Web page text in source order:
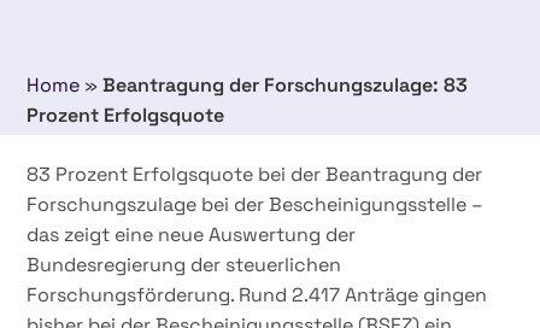
Home »Beantragung der Forschungszulage: 83
Prozent Erfolgsquote
83 Prozent Erfolgsquote bei der Beantragung der
Forschungszulage bei der Bescheinigungsstelle –
das zeigt eine neue Auswertung der
Bundesregierung der steuerlichen
Forschungsförderung. Rund 2.417 Anträge gingen